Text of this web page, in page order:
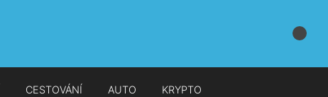
CESTOVÁNÍ AUTO KRYPTO